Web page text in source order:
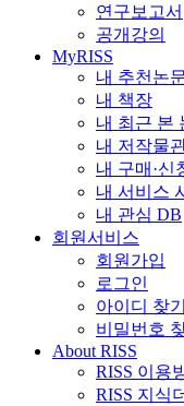
연구보고서
공개강의
MyRISS
내 추천논
내 책장
내 최근 본
내 저작물
내 구매·신
내 서비스
내 관심 DB
회원서비스
회원가입
로그인
아이디 찾기
비밀번호
About RISS
RISS 이용
RISS 지식